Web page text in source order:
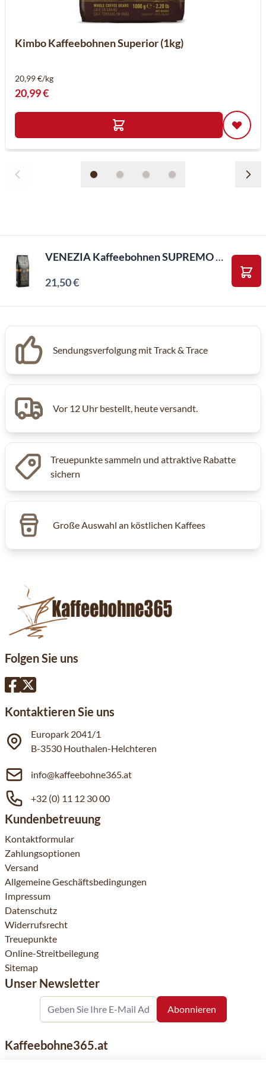
Kimbo Kaffeebohnen Superior (1kg)
20,99 €/kg
20,99 €
VENEZIA Kaffeebohnen SUPREMO 100% arabica (1kg)
21,50 €
In
Sendungsverfolgung mit Track & Trace
Vor 12 Uhr bestellt, heute versandt.
Treuepunkte sammeln und attraktive Rabatte
sichern
Große Auswahl an köstlichen Kaffees
Folgen Sie uns
Kontaktieren Sie uns
Europark 2041/1
B-3530 Houthalen-Helchteren
info@kaffeebohne365.at
+32 (0) 11 12 30 00
Kundenbetreuung
Kontaktformular
Zahlungsoptionen
Versand
Allgemeine Geschäftsbedingungen
Impressum
Datenschutz
Widerrufsrecht
Treuepunkte
Online-Streitbeilegung
Sitemap
Unser Newsletter
Kaffeebohne365.at